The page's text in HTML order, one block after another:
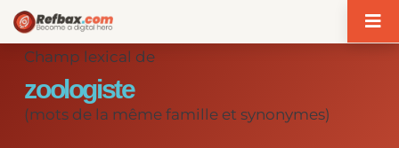
Champ lexical de
zoologiste
(mots de la même famille et synonymes)
Panneau de gestion des cookies